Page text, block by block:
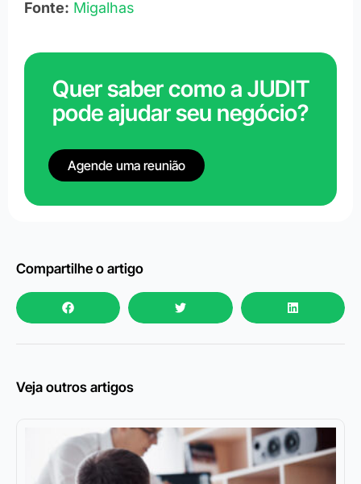
Fonte: Migalhas
Quer saber como a JUDIT
pode ajudar seu negócio?
Agende uma reunião
Compartilhe o artigo
Veja outros artigos